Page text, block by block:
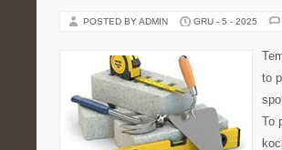
POSTED BY ADMIN GRU - 5 - 2025
to
To